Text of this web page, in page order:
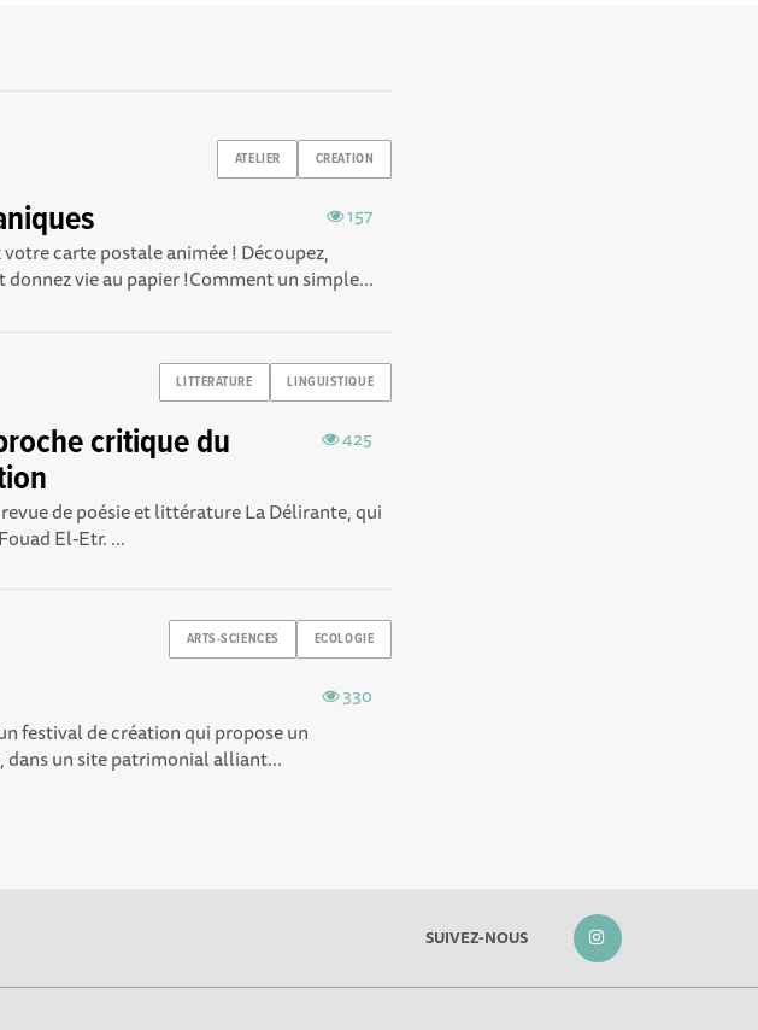
ATELIER CREATION
157
carte postale animée ! Découpez,
vie au papier !Comment un simple...
LITTERATURE LINGUISTIQUE
425
critique du
de poésie et littérature La Délirante, qui
El-Etr. ...
ARTS-SCIENCES ECOLOGIE
330
festival de création qui propose un
dans un site patrimonial alliant...
SUIVEZ-NOUS